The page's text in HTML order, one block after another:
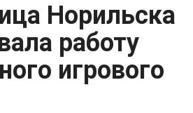
Норильска
работу
игрового